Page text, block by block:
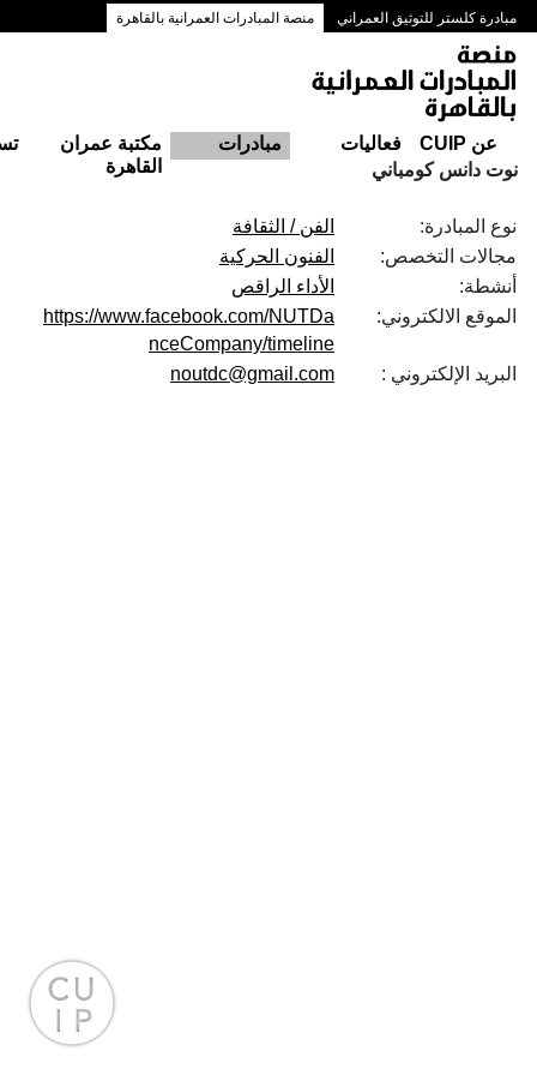
مبادرة كلستر للتوثيق العمراني منصة المبادرات العمرانية بالقاهرة
ممرات وسط البلد بالقاهرة
عن CUIP فعاليات مبادرات
مكتبة عمران
القاهرة
نوت دانس كومباني
نوع المبادرة:
الفن / الثقافة
مجالات التخصص:
الفنون الحركية
أنشطة:
الأداء الراقص
الموقع الالكتروني:
https://www.facebook.com/NUTDa
nceCompany/timeline
البريد الإلكتروني :
noutdc@gmail.com